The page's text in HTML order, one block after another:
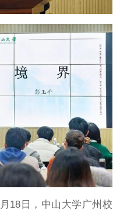
18日，中山大学广州校